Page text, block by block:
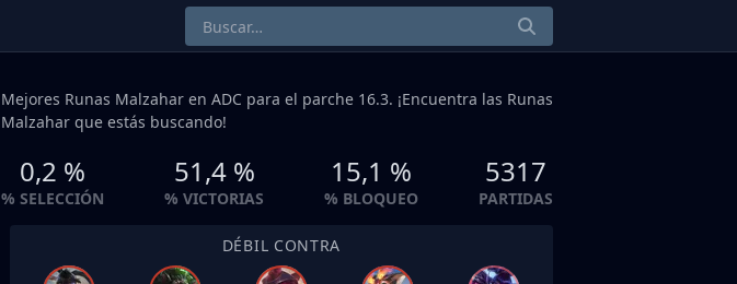
Mejores Runas Malzahar en ADC para el parche 16.3. ¡Encuentra las Runas
Malzahar que estás buscando!
0,2 %
% SELECCIÓN
51,4 %
% VICTORIAS
15,1 %
% BLOQUEO
5317
PARTIDAS
DÉBIL CONTRA